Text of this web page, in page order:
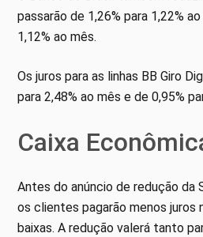
passarão de 1,26% para 1,22%
1,12% ao mês.
Os juros para as linhas BB Giro
para 2,48% ao mês e de 0,95%
Caixa
Antes do anúncio de redução da
os clientes pagarão menos
baixas. A redução valerá tanto